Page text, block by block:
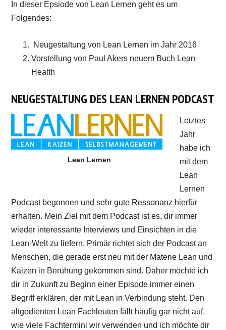
In dieser Epsiode von Lean Lernen geht es um
Folgendes:
Neugestaltung von Lean Lernen im Jahr 2016
Vorstellung von Paul Akers neuem Buch Lean
Health
NEUGESTALTUNG DES LEAN LERNEN PODCAST
Lean Lernen
Letztes
Jahr
habe ich
mit dem
Lean
Lernen
Podcast begonnen und sehr gute Ressonanz hierfür
erhalten. Mein Ziel mit dem Podcast ist es, dir immer
wieder interessante Interviews und Einsichten in die
Lean-Welt zu liefern. Primär richtet sich der Podcast an
Menschen, die gerade erst neu mit der Materie Lean und
Kaizen in Berühung gekommen sind. Daher möchte ich
dir in Zukunft zu Beginn einer Episode immer einen
Begriff erklären, der mit Lean in Verbindung steht. Den
altgedienten Lean Fachleuten fällt häufig gar nicht auf,
wie viele Fachtermini wir verwenden und ich möchte dir